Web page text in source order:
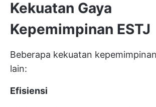
Kekuatan Gaya
Kepemimpinan ESTJ
Beberapa kekuatan
lain:
Efisiensi